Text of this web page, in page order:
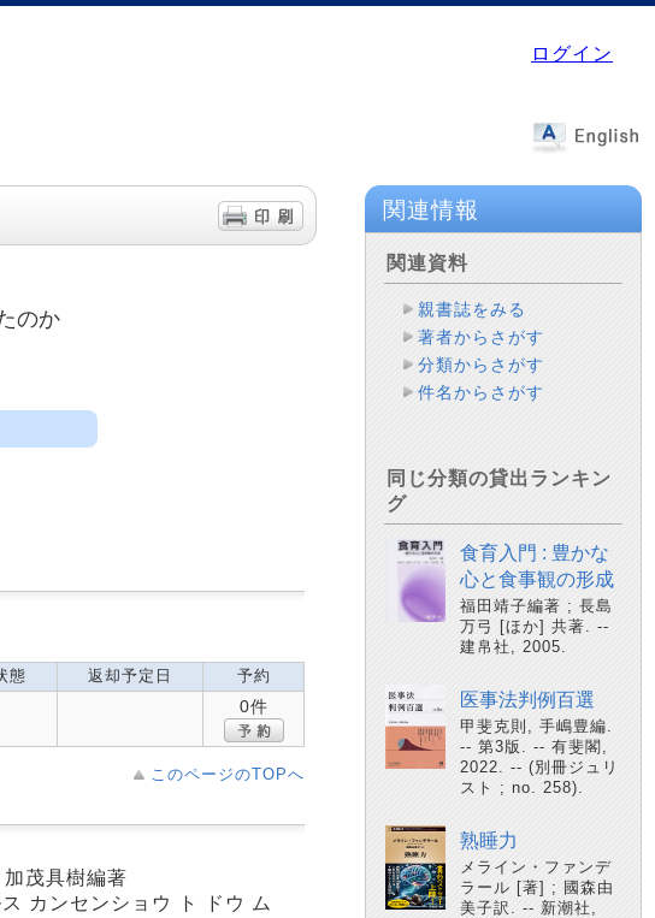
ログイン
のか
態 返却予定日 予約
0件
このページのTOPへ
茂具樹編著
カンセンショウ ト ドウ ム
関連情報
関連資料
親書誌をみる
著者からさがす
分類からさがす
件名からさがす
同じ分類の貸出ランキン
グ
食育入門 : 豊かな
心と食事観の形成
福田靖子編著 ; 長島
万弓 [ほか] 共著. --
建帛社, 2005.
医事法判例百選
甲斐克則, 手嶋豊編.
-- 第3版. -- 有斐閣,
2022. -- (別冊ジュリ
スト ; no. 258).
熟睡力
メライン・ファンデ
ラール [著] ; 國森由
美子訳. -- 新潮社,